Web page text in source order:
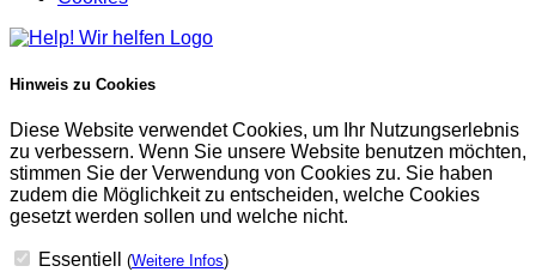
Hinweis zu Cookies
Diese Website verwendet Cookies, um Ihr Nutzungserlebnis
zu verbessern. Wenn Sie unsere Website benutzen möchten,
stimmen Sie der Verwendung von Cookies zu. Sie haben
zudem die Möglichkeit zu entscheiden, welche Cookies
gesetzt werden sollen und welche nicht.
Essentiell (Weitere Infos)